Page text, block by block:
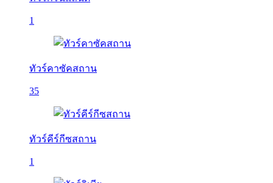
1
ทัวร์คาซัคสถาน
35
ทัวร์คีร์กีซสถาน
1